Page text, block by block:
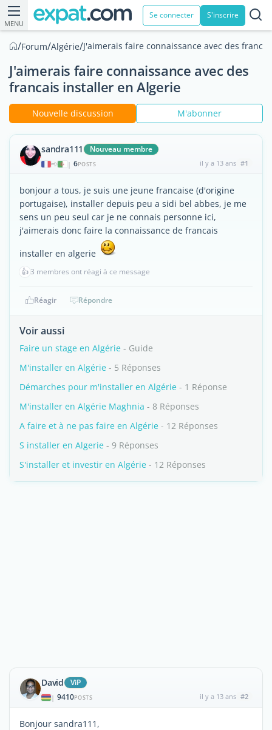
MENU
Se connecter S'inscrire
/Forum/Algérie/J'aimerais faire connaissance avec des
J'aimerais faire connaissance avec des
francais installer en Algerie
Nouvelle discussion M'abonner
sandra111 Nouveau membre
| 6POSTS il y a 13 ans #1
bonjour a tous, je suis une jeune francaise (d'origine
portugaise), installer depuis peu a sidi bel abbes, je me
sens un peu seul car je ne connais personne ici,
j'aimerais donc faire la connaissance de francais
installer en algerie
👍3 membres ont réagi à ce message
Réagir Répondre
Voir aussi
Faire un stage en Algérie - Guide
M'installer en Algérie - 5 Réponses
Démarches pour m'installer en Algérie - 1 Réponse
M'installer en Algérie Maghnia - 8 Réponses
A faire et à ne pas faire en Algérie - 12 Réponses
S installer en Algerie - 9 Réponses
S'installer et investir en Algérie - 12 Réponses
David ViP
| 9410POSTS il y a 13 ans #2
Bonjour sandra111,